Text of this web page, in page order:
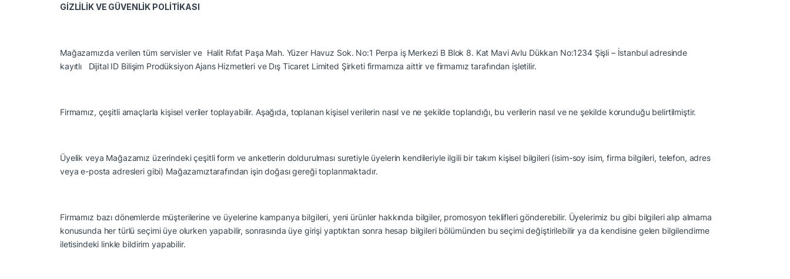
GİZLİLİK VE GÜVENLİK POLİTİKASI
Mağazamızda verilen tüm servisler ve Halit Rıfat Paşa Mah. Yüzer Havuz Sok. No:1 Perpa iş Merkezi B Blok 8. Kat Mavi Avlu Dükkan No:1234 Şişli – İstanbuladresinde
kayıtlı
Dijital ID Bilişim Prodüksiyon Ajans Hizmetleri ve Dış Ticaret Limited Şirketi firmamıza aittir ve firmamız tarafından işletilir.
Firmamız, çeşitli amaçlarla kişisel veriler toplayabilir. Aşağıda, toplanan kişisel verilerin nasıl ve ne şekilde toplandığı, bu verilerin nasıl ve ne şekilde korunduğu belirtilmiştir.
Üyelik veya Mağazamız üzerindeki çeşitli form ve anketlerin doldurulması suretiyle üyelerin kendileriyle ilgili bir takım kişisel bilgileri (isim-soy isim, firma bilgileri, telefon, adres
veya e-posta adresleri gibi) Mağazamıztarafından işin doğası gereği toplanmaktadır.
Firmamız bazı dönemlerde müşterilerine ve üyelerine kampanya bilgileri, yeni ürünler hakkında bilgiler, promosyon teklifleri gönderebilir. Üyelerimiz bu gibi bilgileri alıp almama
konusunda her türlü seçimi üye olurken yapabilir, sonrasında üye girişi yaptıktan sonra hesap bilgileri bölümünden bu seçimi değiştirilebilir ya da kendisine gelen bilgilendirme
iletisindeki linkle bildirim yapabilir.